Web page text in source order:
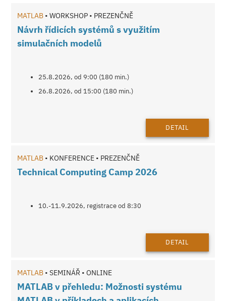
MATLAB • WORKSHOP • PREZENČNĚ
Návrh řídicích systémů s využitím
simulačních modelů
25.8.2026, od 9:00 (180 min.)
26.8.2026, od 15:00 (180 min.)
DETAIL
MATLAB • KONFERENCE • PREZENČNĚ
Technical Computing Camp 2026
10.-11.9.2026, registrace od 8:30
DETAIL
MATLAB • SEMINÁŘ • ONLINE
MATLAB v přehledu: Možnosti systému